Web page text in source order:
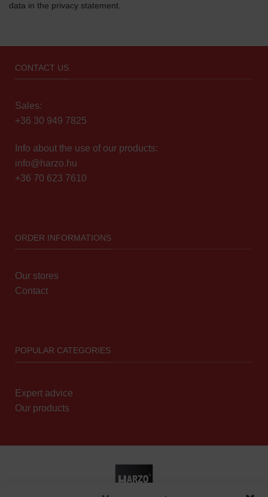
data in the privacy statement.
CONTACT US
Sales:
+36 30 949 7825
Info about the use of our products:
info@harzo.hu
+36 70 623 7610
ORDER INFORMATIONS
Our stores
Contact
POPULAR CATEGORIES
Expert advice
Our products